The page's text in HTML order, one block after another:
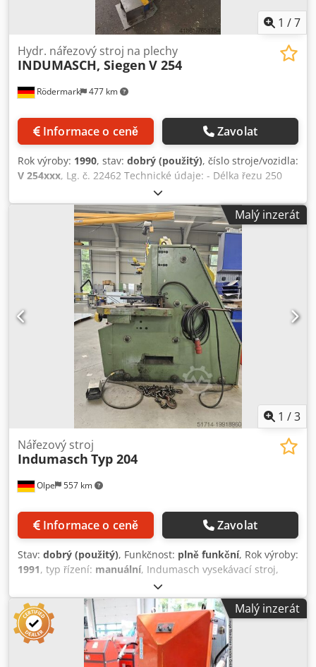
1 /7
Rödermark 477 km
Hydr. nářezový stroj na plechy
INDUMASCH, Siegen V 254
Informace o ceně Zavolat
Rok výroby: 1990, stav: dobrý (použitý), číslo stroje/vozidla:
V 254xxx, Lg. č. 22462 Technické údaje: - Délka řezu 250
mm - Úhel řezu 90° - Tloušťka řezu - měkká ocel do 4 mm -
Nerezová ocel do 3 mm - Hliník do 5 mm - Rychlost zdvihu
až cca 55 /min - Velikost stolu Š 800 x D 800 mm - Pracovní
výška cca 940 mm - Délkově a stupňovitě plynule
nastavitelné zarážky - Pohon 400 V / 4 kW - Olejová náplň
50 l - E - nožní spínač - Potřeba místa cca Š 800 x V 1250 x
H 900 mm Dcedpoiluqmefx Akpsk - Hmotnost přibližně 700
Malý inzerát
1 /3
Olpe 557 km
Nářezový stroj
Indumasch Typ 204
Informace o ceně Zavolat
Stav: dobrý (použitý), Funkčnost: plně funkční, Rok výroby:
1991, typ řízení: manuální, Indumasch vysekávací stroj,
model 204, nastavitelný rozsah 30–140°, provozuschopný,
včetně sady náhradních nožů, na prodej z důvodu změny
výroby. Dedpfx Ajw U Rdujkpsck
Malý inzerát